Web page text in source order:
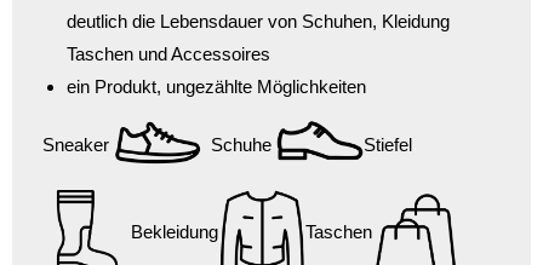
deutlich die Lebensdauer von Schuhen, Kleidung
Taschen und Accessoires
ein Produkt, ungezählte Möglichkeiten
Sneaker Schuhe Stiefel
Bekleidung Taschen